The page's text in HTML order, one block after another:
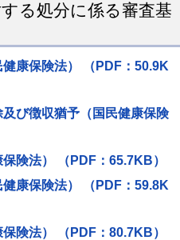
る処分に係る審査基
康保険法） （PDF：50.9K
び徴収猶予（国民健康保険
険法） （PDF：65.7KB）
康保険法） （PDF：59.8K
険法） （PDF：80.7KB）